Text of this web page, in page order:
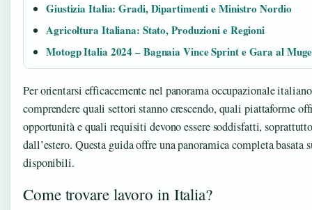
Giustizia Italia: Gradi, Dipartimenti e Ministro Nordio
Agricoltura Italiana: Stato, Produzioni e Regioni
Motogp Italia 2024 – Bagnaia Vince Sprint e Gara al
Per orientarsi efficacemente nel panorama occupazionale
comprendere quali settori stanno crescendo, quali piattaforme
opportunità e quali requisiti devono essere soddisfatti,
dall’estero. Questa guida offre una panoramica completa basata
disponibili.
Come trovare lavoro in Italia?